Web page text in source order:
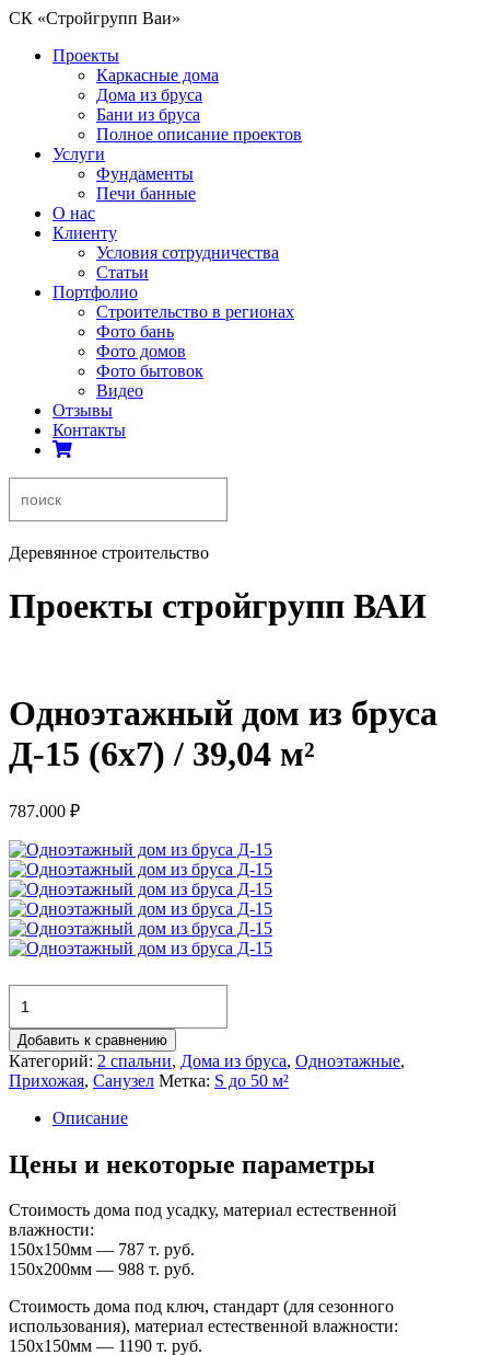
СК «Стройгрупп Ваи»
Проекты
Каркасные дома
Дома из бруса
Бани из бруса
Полное описание проектов
Услуги
Фундаменты
Печи банные
О нас
Клиенту
Условия сотрудничества
Статьи
Портфолио
Строительство в регионах
Фото бань
Фото домов
Фото бытовок
Видео
Отзывы
Контакты
Деревянное строительство
Проекты стройгрупп ВАИ
Одноэтажный дом из бруса
Д-15 (6х7) / 39,04 м²
787.000 ₽
товара
Одноэтажный
дом
из
бруса
39,04
Добавить к сравнению
Категорий: 2 спальни, Дома из бруса, Одноэтажные,
Прихожая, Санузел Метка: S до 50 м²
Описание
Цены и некоторые параметры
Стоимость дома под усадку, материал естественной
влажности:
150х150мм — 787 т. руб.
150х200мм — 988 т. руб.
Стоимость дома под ключ, стандарт (для сезонного
использования), материал естественной влажности:
150х150мм — 1190 т. руб.